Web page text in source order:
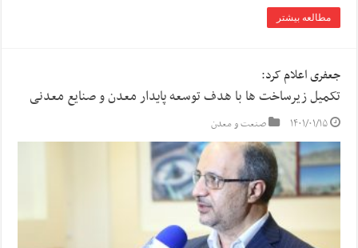
مطالعه بیشتر
جعفری اعلام کرد:
تکمیل زیرساخت ها با هدف توسعه پایدار معدن و صنایع معدنی
۱۴۰۱/۰۱/۱۵ صنعت و معدن